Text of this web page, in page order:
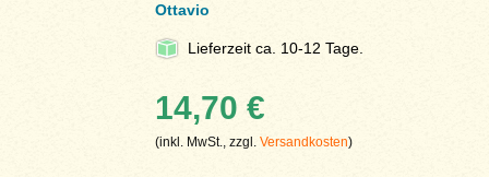
Ottavio
Lieferzeit ca. 10-12 Tage.
14,70 €
(inkl. MwSt., zzgl.Versandkosten)